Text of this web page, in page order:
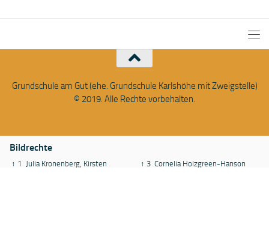
Grundschule am Gut (ehe. Grundschule Karlshöhe mit Zweigstelle)
© 2019. Alle Rechte vorbehalten.
Bildrechte
↑ 1
Julia Kronenberg, Kirsten
↑ 3 Cornelia Holzgreen-Hanson